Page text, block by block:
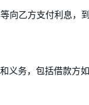
向乙方支付利息，
义务，包括借款方